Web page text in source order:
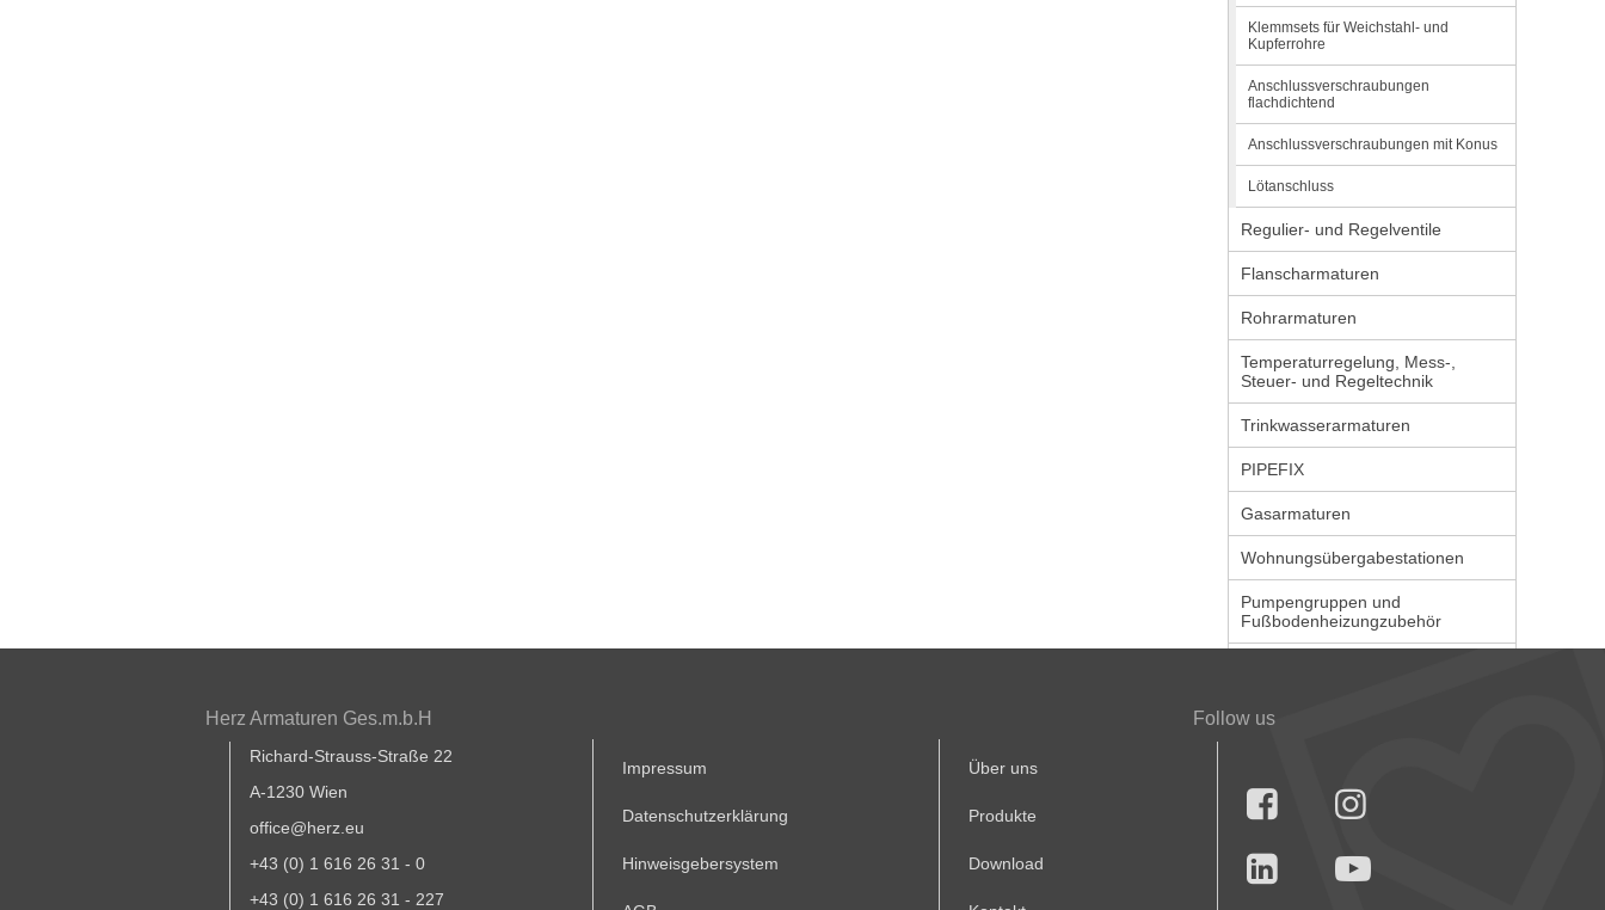
Klemmsets für Weichstahl- und
Kupferrohre
Anschlussverschraubungen
flachdichtend
Anschlussverschraubungen mit Konus
Lötanschluss
Regulier- und Regelventile
Flanscharmaturen
Rohrarmaturen
Temperaturregelung, Mess-,
Steuer- und Regeltechnik
Trinkwasserarmaturen
PIPEFIX
Gasarmaturen
Wohnungsübergabestationen
Pumpengruppen und
Fußbodenheizungzubehör
Herz Armaturen Ges.m.b.H
Richard-Strauss-Straße 22
A-1230 Wien
office@herz.eu
+43 (0) 1 616 26 31 - 0
+43 (0) 1 616 26 31 - 227
Impressum
Datenschutzerklärung
Hinweisgebersystem
Über uns
Produkte
Download
Follow us



